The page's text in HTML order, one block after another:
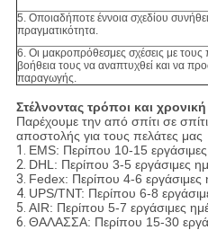
5. Οποιαδήποτε έννοια σχεδίου
πραγματικότητα.
6. Οι μακροπρόθεσμες σχέσεις με τους
βοήθεια τους να αναπτυχθεί και να
παραγωγής.
Στέλνοντας τρόποι και
Παρέχουμε την από σπίτι σε
αποστολής για τους πελάτες μας
1. EMS: Περίπου 10-15
2. DHL: Περίπου 3-5 εργάσιμες
3. Fedex: Περίπου 4-6 εργάσιμες
4. UPS/TNT: Περίπου 6-8
5. AIR: Περίπου 5-7 εργάσιμες
6. ΘΑΛΑΣΣΑ: Περίπου 15-30